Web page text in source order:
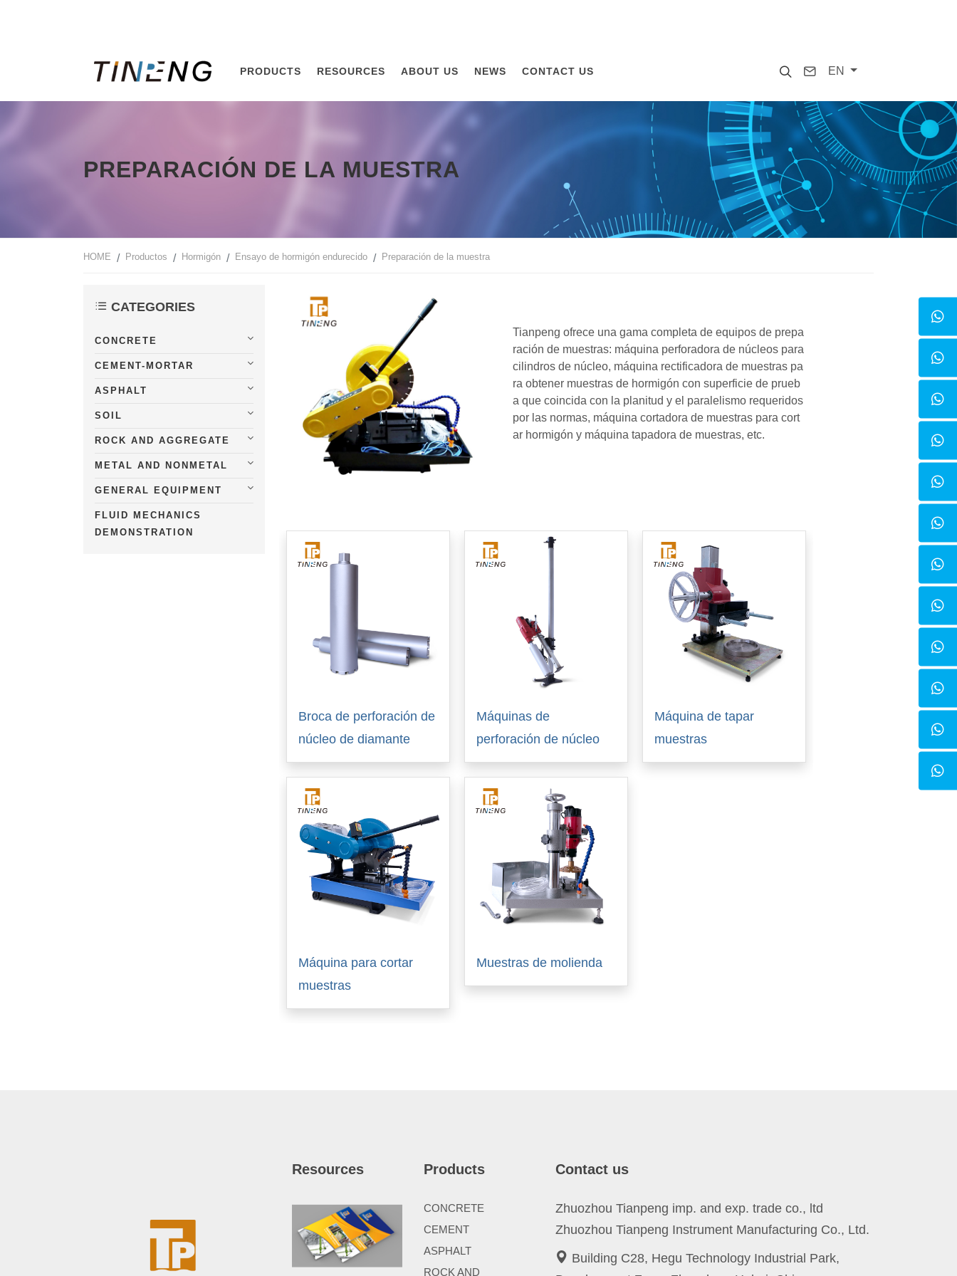
SearchContact
EN
PRODUCTS RESOURCES ABOUT US NEWS CONTACT US
PREPARACIÓN DE LA MUESTRA
HOME Productos Hormigón Ensayo de hormigón endurecido Preparación de la muestra
CATEGORIES
CONCRETE
CEMENT-MORTAR
ASPHALT
SOIL
ROCK AND AGGREGATE
METAL AND NONMETAL
GENERAL EQUIPMENT
FLUID MECHANICS
DEMONSTRATION
Tianpeng ofrece una gama completa de equipos de prepa
ración de muestras: máquina perforadora de núcleos para
cilindros de núcleo, máquina rectificadora de muestras pa
ra obtener muestras de hormigón con superficie de prueb
a que coincida con la planitud y el paralelismo requeridos
por las normas, máquina cortadora de muestras para cort
ar hormigón y máquina tapadora de muestras, etc.
Broca de perforación de
núcleo de diamante
Máquinas de
perforación de núcleo
Máquina de tapar
muestras
Máquina para cortar
muestras
Muestras de molienda
Resources Products
CONCRETE
CEMENT
ASPHALT
ROCK AND
Contact us
Zhuozhou Tianpeng imp. and exp. trade co., ltd
Zhuozhou Tianpeng Instrument Manufacturing Co., Ltd.
Building C28, Hegu Technology Industrial Park,